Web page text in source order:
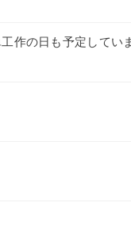
作の日も予定してい